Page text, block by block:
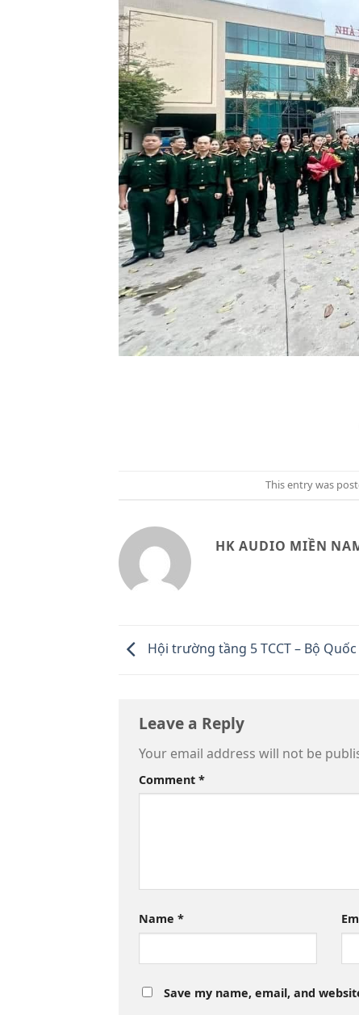
This entry was
HK AUDIO MIỀN
Hội trường tầng 5 TCCT – Bộ
Leave a Reply
Your email address will not be
Comment *
Name *
Save my name, email, and